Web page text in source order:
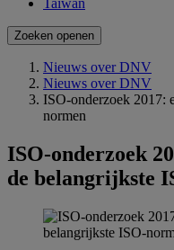
Taiwan
Zoeken openen
Nieuws over DNV
Nieuws over DNV
ISO-onderzoek 2017:
normen
ISO-onderzoek
de belangrijkste